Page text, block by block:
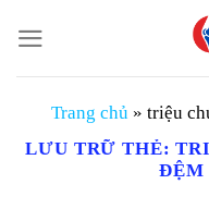
đến
nội
Trang chủ » triệu
LƯU TRỮ THẺ:
ĐỆM